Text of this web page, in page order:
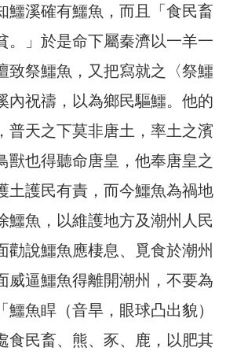
鱷溪確有鱷魚，而且「食民畜
。」於是命下屬秦濟以一羊一
致祭鱷魚，又把寫就之〈祭鱷
內祝禱，以為鄉民驅鱷。他的
普天之下莫非唐土，率土之濱
獸也得聽命唐皇，他奉唐皇之
土護民有責，而今鱷魚為禍地
鱷魚，以維護地方及潮州人民
勸說鱷魚應棲息、覓食於潮州
威逼鱷魚得離開潮州，不要為
鱷魚睅（音旱，眼球凸出貌）
食民畜、熊、豕、鹿，以肥其